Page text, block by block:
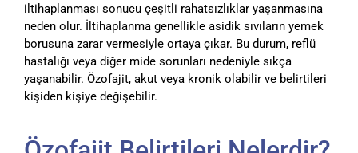
iltihaplanması sonucu çeşitli rahatsızlıklar yaşanmasına
neden olur. İltihaplanma genellikle asidik sıvıların yemek
borusuna zarar vermesiyle ortaya çıkar. Bu durum, reflü
hastalığı veya diğer mide sorunları nedeniyle sıkça
yaşanabilir. Özofajit, akut veya kronik olabilir ve belirtileri
kişiden kişiye değişebilir.